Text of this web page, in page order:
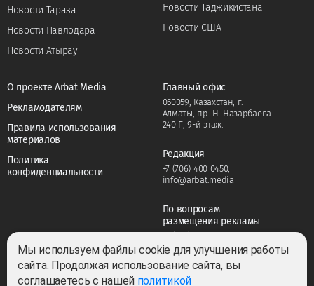
Новости Тараза
Новости Павлодара
Новости Атырау
Новости Таджикистана
Новости США
О проекте Arbat Media
Рекламодателям
Правила использования
материалов
Политика
конфиденциальности
Главный офис
050059, Казахстан, г.
Алматы, пр. Н. Назарбаева
240 Г, 9-й этаж.
Редакция
+7 (706) 400 0450,
info@arbat.media
По вопросам
размещения рекламы
adv@arbat.media
Мы используем файлы cookie для улучшения работы
сайта. Продолжая использование сайта, вы
соглашаетесь с нашей политикой